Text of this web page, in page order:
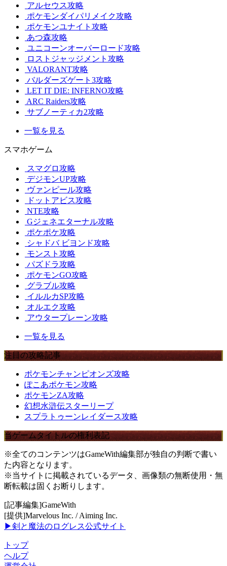
アルセウス攻略
ポケモンダイパリメイク攻略
ポケモンユナイト攻略
あつ森攻略
ユニコーンオーバーロード攻略
ロストジャッジメント攻略
VALORANT攻略
バルダーズゲート3攻略
LET IT DIE: INFERNO攻略
ARC Raiders攻略
サブノーティカ2攻略
一覧を見る
スマホゲーム
スマグロ攻略
デジモンUP攻略
ヴァンピール攻略
ドットアビス攻略
NTE攻略
Gジェネエターナル攻略
ポケポケ攻略
シャドバ ビヨンド攻略
モンスト攻略
パズドラ攻略
ポケモンGO攻略
グラブル攻略
イルルカSP攻略
オルエク攻略
アウタープレーン攻略
一覧を見る
注目の攻略記事
ポケモンチャンピオンズ攻略
ぽこあポケモン攻略
ポケモンZA攻略
幻想水滸伝スターリープ
スプラトゥーンレイダース攻略
当ゲームタイトルの権利表記
※全てのコンテンツはGameWith編集部が独自の判断で書い
た内容となります。
※当サイトに掲載されているデータ、画像類の無断使用・無
断転載は固くお断りします。
[記事編集]GameWith
[提供]Marvelous Inc. / Aiming Inc.
▶剣と魔法のログレス公式サイト
トップ
ヘルプ